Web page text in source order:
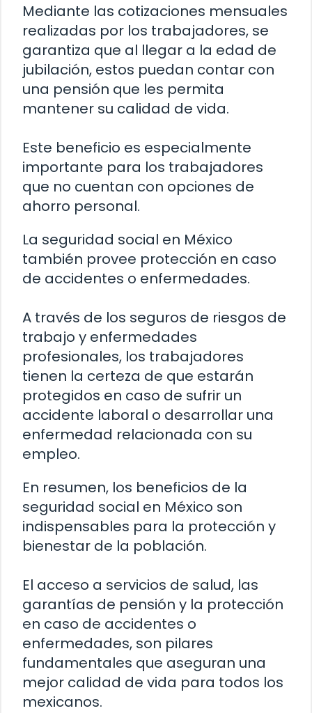
Mediante las cotizaciones mensuales
realizadas por los trabajadores, se
garantiza que al llegar a la edad de
jubilación, estos puedan contar con
una pensión que les permita
mantener su calidad de vida.
Este beneficio es especialmente
importante para los trabajadores
que no cuentan con opciones de
ahorro personal.
La seguridad social en México
también provee protección en caso
de accidentes o enfermedades.
A través de los seguros de riesgos de
trabajo y enfermedades
profesionales, los trabajadores
tienen la certeza de que estarán
protegidos en caso de sufrir un
accidente laboral o desarrollar una
enfermedad relacionada con su
empleo.
En resumen, los beneficios de la
seguridad social en México son
indispensables para la protección y
bienestar de la población.
El acceso a servicios de salud, las
garantías de pensión y la protección
en caso de accidentes o
enfermedades, son pilares
fundamentales que aseguran una
mejor calidad de vida para todos los
mexicanos.